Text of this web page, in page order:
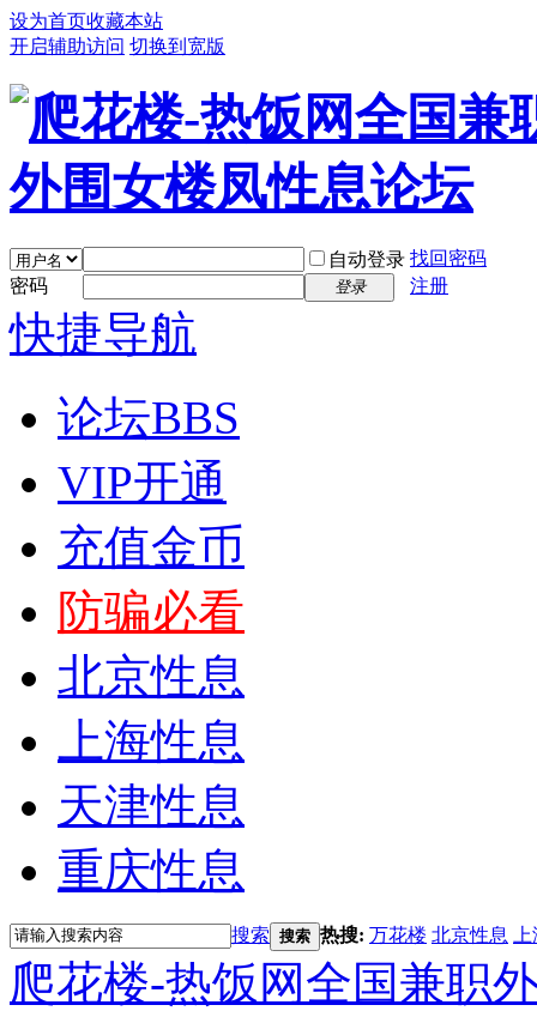
设为首页收藏本站
开启辅助访问 切换到宽版
自动登录 找回密码
密码
登录 注册
快捷导航
论坛BBS
VIP开通
充值金币
防骗必看
北京性息
上海性息
天津性息
重庆性息
搜索 搜索 热搜: 万花楼 北京性息
爬花楼-热饭网全国兼职